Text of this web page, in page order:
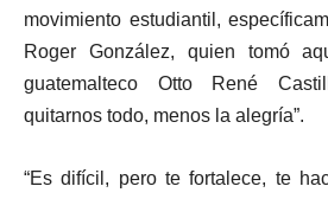
movimiento estudiantil,
Roger González, quien tomó
guatemalteco Otto René
quitarnos todo, menos la alegría”.
“Es difícil, pero te fortalece, te